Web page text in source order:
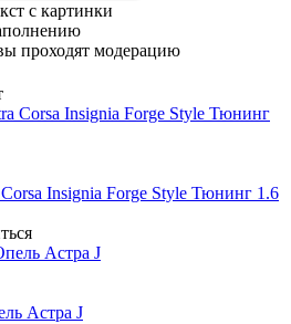
с картинки
проходят модерацию
Insignia Forge Style Тюнинг 1.6
Астра J